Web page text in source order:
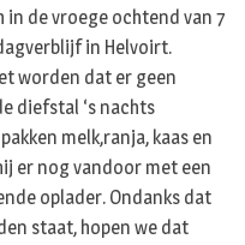
de vroege ochtend van 7
in Helvoirt.
worden dat er geen
diefstal ‘s nachts
melk,ranja, kaas en
er nog vandoor met een
oplader. Ondanks dat
staat, hopen we dat